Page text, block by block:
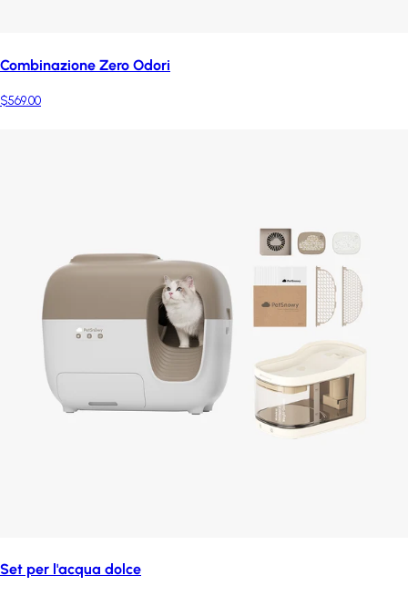
Combinazione Zero Odori
$569.00
Set per l'acqua dolce